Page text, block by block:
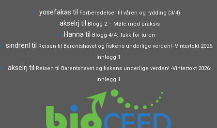
yosefakas til Forberedelser til våren og rydding (3/4)
akselrj til Blogg 2 – Møte med praksis
Hanna til Blogg 4/4: Takk for turen
sindrenl til Reisen til Barentshavet og fiskens underlige verden! -Vintertokt 2026:
Innlegg 1
akselrj til Reisen til Barentshavet og fiskens underlige verden! -Vintertokt 2026:
Innlegg 1